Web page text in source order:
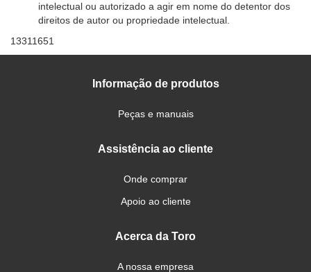
intelectual ou autorizado a agir em nome do detentor dos
direitos de autor ou propriedade intelectual.
13311651
Informação de produtos
Peças e manuais
Assistência ao cliente
Onde comprar
Apoio ao cliente
Acerca da Toro
A nossa empresa